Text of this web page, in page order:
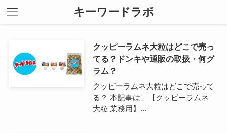
キーワードラボ
クッピーラムネ大粒はどこで売っ
てる？ドンキや通販の取扱・何グ
ラム？
クッピーラムネ大粒はどこで売って
る？ 本記事は、【クッピーラムネ
大粒 業務用】...